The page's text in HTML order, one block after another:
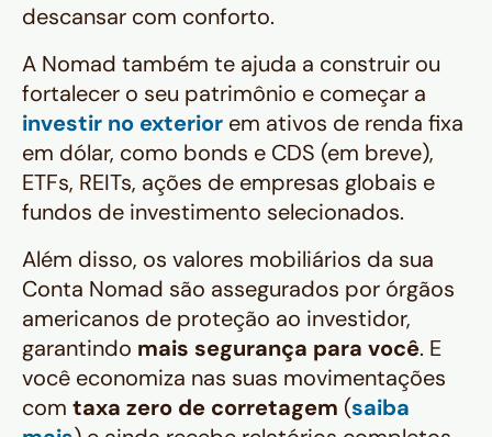
descansar com conforto.
A Nomad também te ajuda a construir ou
fortalecer o seu patrimônio e começar a
investir no exterior em ativos de renda fixa
em dólar, como bonds e CDS (em breve),
ETFs, REITs, ações de empresas globais e
fundos de investimento selecionados.
Além disso, os valores mobiliários da sua
Conta Nomad são assegurados por órgãos
americanos de proteção ao investidor,
garantindo mais segurança para você. E
você economiza nas suas movimentações
com taxa zero de corretagem (saiba